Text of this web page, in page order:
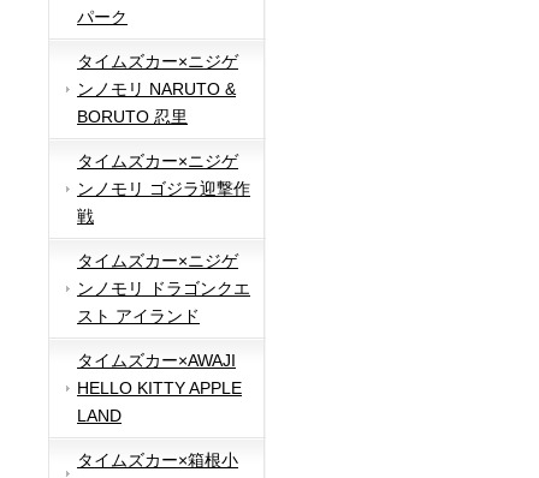
パーク
タイムズカー×ニジゲ
ンノモリ NARUTO &
BORUTO 忍里
タイムズカー×ニジゲ
ンノモリ ゴジラ迎撃作
戦
タイムズカー×ニジゲ
ンノモリ ドラゴンクエ
スト アイランド
タイムズカー×AWAJI
HELLO KITTY APPLE
LAND
タイムズカー×箱根小